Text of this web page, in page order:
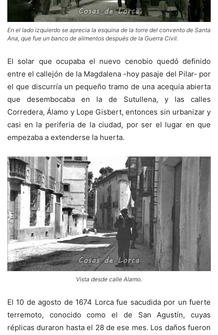
En el lado izquierdo se aprecia la esquina de la torre del convento de Santa
Ana, que fue un banco de alimentos después de la Guerra Civil.
El solar que ocupaba el nuevo cenobio quedó definido
entre el callejón de la Magdalena -hoy pasaje del Pilar- por
el que discurría un pequeño tramo de una acequia abierta
que desembocaba en la de Sutullena, y las calles
Corredera, Álamo y Lope Gisbert, entonces sin urbanizar y
casi en la periferia de la ciudad, por ser el lugar en que
empezaba a extenderse la huerta.
Vista desde calle Alamo.
El 10 de agosto de 1674 Lorca fue sacudida por un fuerte
terremoto, conocido como el de San Agustín, cuyas
réplicas duraron hasta el 28 de ese mes. Los daños fueron